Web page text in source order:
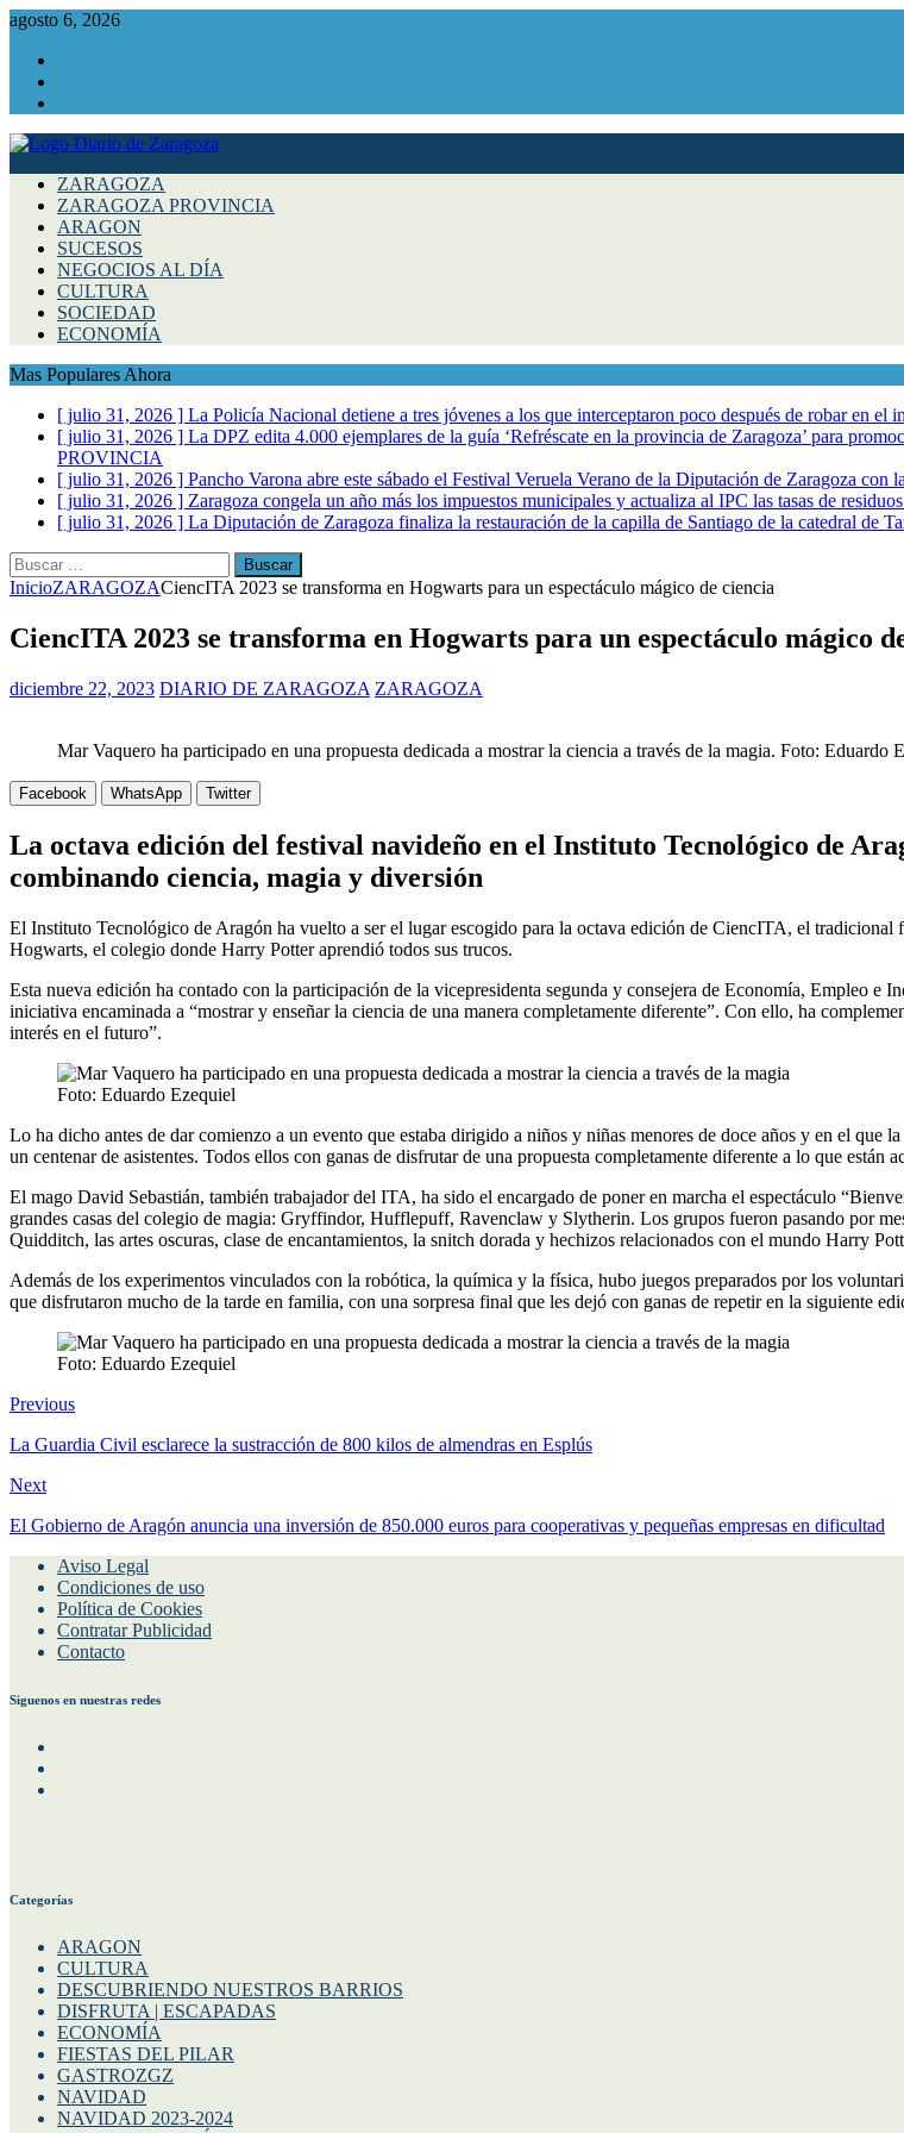
agosto 6, 2026
ZARAGOZA
ZARAGOZA PROVINCIA
ARAGON
SUCESOS
NEGOCIOS AL DÍA
CULTURA
SOCIEDAD
ECONOMÍA
Mas Populares Ahora
[ julio 31, 2026 ] La Policía Nacional detiene a tres jóvenes a los que interceptaron poco después de robar en el
[ julio 31, 2026 ] La DPZ edita 4.000 ejemplares de la guía ‘Refréscate en la provincia de Zaragoza’ para
PROVINCIA
[ julio 31, 2026 ] Pancho Varona abre este sábado el Festival Veruela Verano de la Diputación de Zaragoza con
[ julio 31, 2026 ] Zaragoza congela un año más los impuestos municipales y actualiza al IPC las tasas de
[ julio 31, 2026 ] La Diputación de Zaragoza finaliza la restauración de la capilla de Santiago de la catedral de
Buscar:
InicioZARAGOZACiencITA 2023 se transforma en Hogwarts para un espectáculo mágico de ciencia
CiencITA 2023 se transforma en Hogwarts para un espectáculo mágico
diciembre 22, 2023 DIARIO DE ZARAGOZA ZARAGOZA
Mar Vaquero ha participado en una propuesta dedicada a mostrar la ciencia a través de la magia. Foto: Eduardo
Facebook WhatsApp Twitter
La octava edición del festival navideño en el Instituto Tecnológico de
combinando ciencia, magia y diversión
El Instituto Tecnológico de Aragón ha vuelto a ser el lugar escogido para la octava edición de CiencITA, el tradicional
Hogwarts, el colegio donde Harry Potter aprendió todos sus trucos.
Esta nueva edición ha contado con la participación de la vicepresidenta segunda y consejera de Economía, Empleo e
iniciativa encaminada a “mostrar y enseñar la ciencia de una manera completamente diferente”. Con ello, ha
interés en el futuro”.
Foto: Eduardo Ezequiel
Lo ha dicho antes de dar comienzo a un evento que estaba dirigido a niños y niñas menores de doce años y en el
un centenar de asistentes. Todos ellos con ganas de disfrutar de una propuesta completamente diferente a lo que están
El mago David Sebastián, también trabajador del ITA, ha sido el encargado de poner en marcha el espectáculo
grandes casas del colegio de magia: Gryffindor, Hufflepuff, Ravenclaw y Slytherin. Los grupos fueron pasando por
Quidditch, las artes oscuras, clase de encantamientos, la snitch dorada y hechizos relacionados con el mundo Harry
Además de los experimentos vinculados con la robótica, la química y la física, hubo juegos preparados por los
que disfrutaron mucho de la tarde en familia, con una sorpresa final que les dejó con ganas de repetir en la siguiente
Foto: Eduardo Ezequiel
Previous
La Guardia Civil esclarece la sustracción de 800 kilos de almendras en Esplús
Next
El Gobierno de Aragón anuncia una inversión de 850.000 euros para cooperativas y pequeñas empresas en dificultad
Aviso Legal
Condiciones de uso
Política de Cookies
Contratar Publicidad
Contacto
Siguenos en nuestras redes
Categorías
ARAGON
CULTURA
DESCUBRIENDO NUESTROS BARRIOS
DISFRUTA | ESCAPADAS
ECONOMÍA
FIESTAS DEL PILAR
GASTROZGZ
NAVIDAD
NAVIDAD 2023-2024